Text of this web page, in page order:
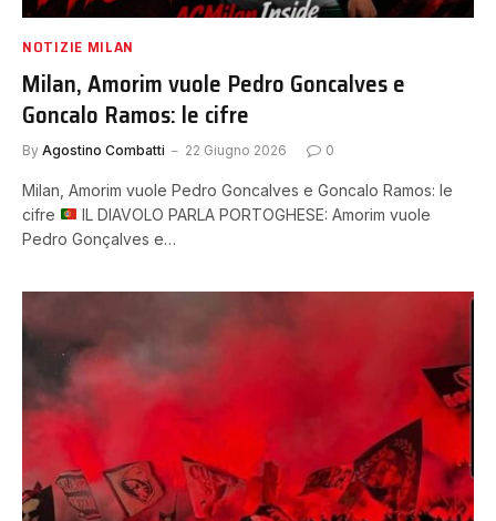
NOTIZIE MILAN
Milan, Amorim vuole Pedro Goncalves e
Goncalo Ramos: le cifre
By Agostino Combatti 22 Giugno 2026 0
Milan, Amorim vuole Pedro Goncalves e Goncalo Ramos: le
cifre
IL DIAVOLO PARLA PORTOGHESE: Amorim vuole
Pedro Gonçalves e…